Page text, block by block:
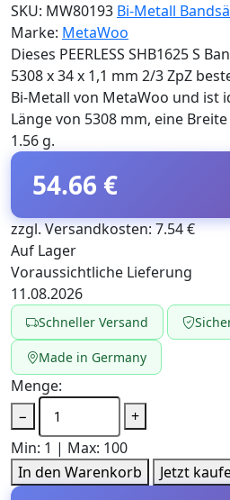
SKU: MW80193 Bi-Metall
Marke: MetaWoo
Dieses PEERLESS SHB1625 S
5308 x 34 x 1,1 mm 2/3 ZpZ
Bi-Metall von MetaWoo und ist
Länge von 5308 mm, eine
1.56 g.
54.66 €
zzgl. Versandkosten: 7.54 €
Auf Lager
Voraussichtliche Lieferung
11.08.2026
Schneller Versand
Made in Germany
Menge:
−
+
Min: 1 | Max: 100
In den Warenkorb
Jetzt